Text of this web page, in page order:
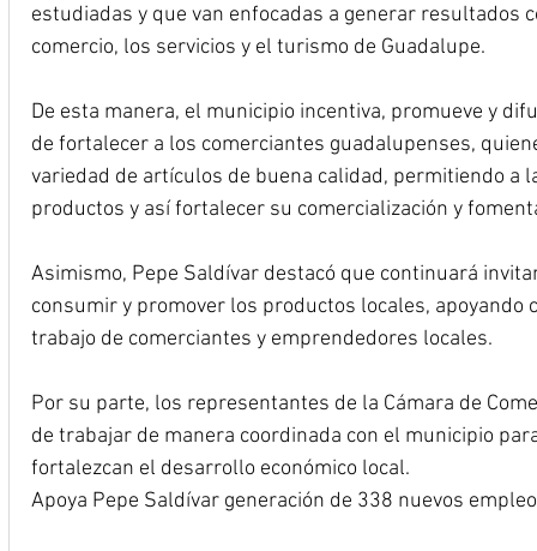
estudiadas y que van enfocadas a generar resultados
comercio, los servicios y el turismo de Guadalupe.
De esta manera, el municipio incentiva, promueve y
de fortalecer a los comerciantes guadalupenses,
variedad de artículos de buena calidad, permitiendo a
productos y así fortalecer su comercialización y
Asimismo, Pepe Saldívar destacó que continuará
consumir y promover los productos locales, apoyando
trabajo de comerciantes y emprendedores locales.
Por su parte, los representantes de la Cámara de
de trabajar de manera coordinada con el municipio
fortalezcan el desarrollo económico local.
Apoya Pepe Saldívar generación de 338 nuevos